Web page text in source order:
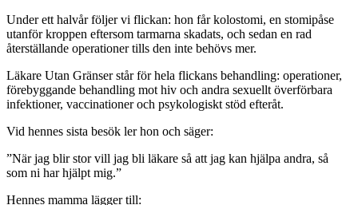
Under ett halvår följer vi flickan: hon får kolostomi, en stomipåse
utanför kroppen eftersom tarmarna skadats, och sedan en rad
återställande operationer tills den inte behövs mer.
Läkare Utan Gränser står för hela flickans behandling: operationer,
förebyggande behandling mot hiv och andra sexuellt överförbara
infektioner, vaccinationer och psykologiskt stöd efteråt.
Vid hennes sista besök ler hon och säger:
”När jag blir stor vill jag bli läkare så att jag kan hjälpa andra, så
som ni har hjälpt mig.”
Hennes mamma lägger till: